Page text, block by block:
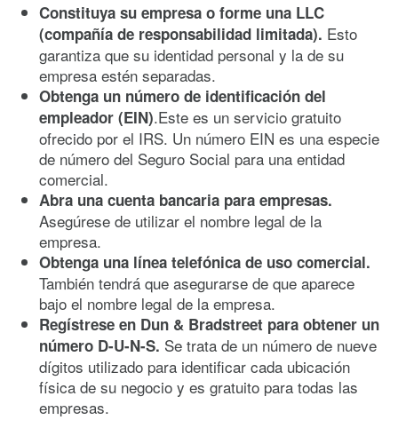
Constituya su empresa o forme una LLC
(compañía de responsabilidad limitada). Esto
garantiza que su identidad personal y la de su
empresa estén separadas.
Obtenga un número de identificación del
empleador (EIN).Este es un servicio gratuito
ofrecido por el IRS. Un número EIN es una especie
de número del Seguro Social para una entidad
comercial.
Abra una cuenta bancaria para empresas.
Asegúrese de utilizar el nombre legal de la
empresa.
Obtenga una línea telefónica de uso comercial.
También tendrá que asegurarse de que aparece
bajo el nombre legal de la empresa.
Regístrese en Dun & Bradstreet para obtener un
número D-U-N-S. Se trata de un número de nueve
dígitos utilizado para identificar cada ubicación
física de su negocio y es gratuito para todas las
empresas.